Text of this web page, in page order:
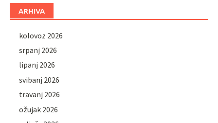
ARHIVA
kolovoz 2026
srpanj 2026
lipanj 2026
svibanj 2026
travanj 2026
ožujak 2026